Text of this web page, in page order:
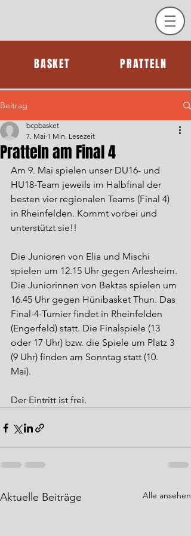
PRATTELN
BASKET
Beitrag
Pratteln am Final 4
bcpbasket
7. Mai 1 Min. Lesezeit
Am 9. Mai spielen unser DU16- und
HU18-Team jeweils im Halbfinal der
besten vier regionalen Teams (Final 4)
in Rheinfelden. Kommt vorbei und
unterstützt sie!!
Die Junioren von Elia und Mischi
spielen um 12.15 Uhr gegen Arlesheim.
Die Juniorinnen von Bektas spielen um
16.45 Uhr gegen Hünibasket Thun. Das
Final-4-Turnier findet in Rheinfelden
(Engerfeld) statt. Die Finalspiele (13
oder 17 Uhr) bzw. die Spiele um Platz 3
(9 Uhr) finden am Sonntag statt (10.
Mai).
Der Eintritt ist frei.
Aktuelle Beiträge Alle ansehen